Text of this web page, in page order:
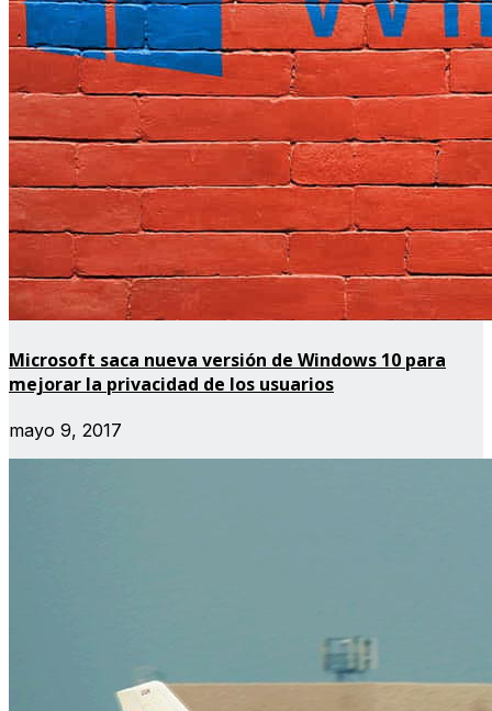
Microsoft saca nueva versión de Windows 10 para
mejorar la privacidad de los usuarios
mayo 9, 2017